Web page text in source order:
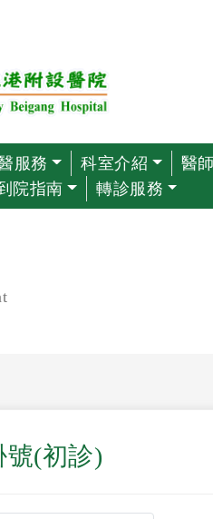
服務 科室介紹 醫
院指南 轉診服務
號(初診)